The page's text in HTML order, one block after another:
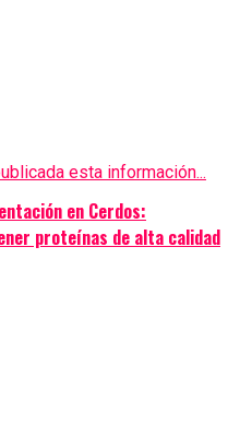
esta información...
en Cerdos:
proteínas de alta calidad